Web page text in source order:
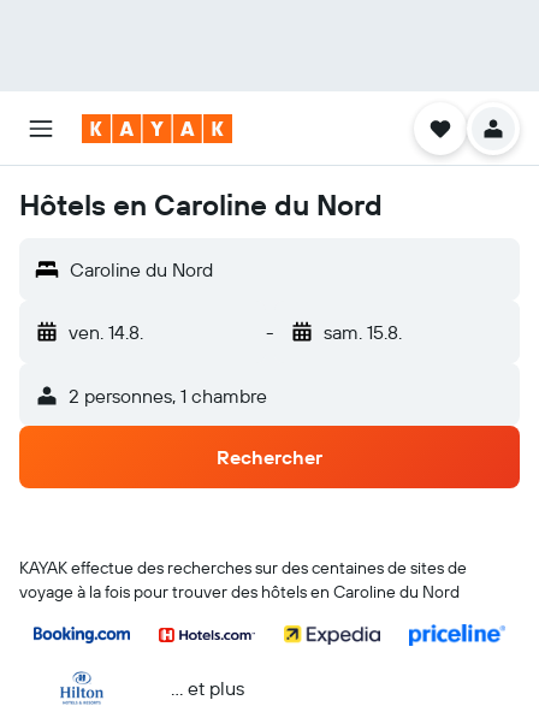
Hôtels en Caroline du Nord
Caroline du Nord
ven. 14.8. - sam. 15.8.
2 personnes, 1 chambre
Rechercher
KAYAK effectue des recherches sur des centaines de sites de
voyage à la fois pour trouver des hôtels en Caroline du Nord
… et plus